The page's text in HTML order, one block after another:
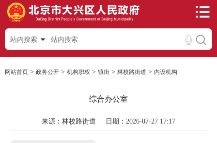
站内搜索
网站首页 > 政务公开 > 机构职权 > 镇街 > 林校路街道 > 内设机构
综合办公室
来源：林校路街道 日期：2026-07-27 17:17